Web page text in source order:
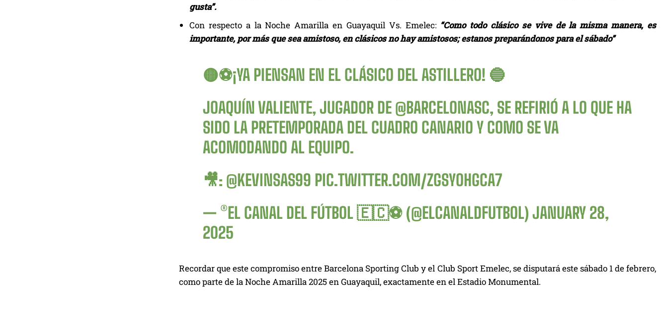
gusta”.
Con respecto a la Noche Amarilla en Guayaquil Vs. Emelec: “Como todo clásico se vive de la misma manera, es
importante, por más que sea amistoso, en clásicos no hay amistosos; estanos preparándonos para el sábado”
🟡⚽️¡YA PIENSAN EN EL CLÁSICO DEL ASTILLERO! 🔵
JOAQUÍN VALIENTE, JUGADOR DE @BARCELONASC, SE REFIRIÓ A LO QUE HA
SIDO LA PRETEMPORADA DEL CUADRO CANARIO Y COMO SE VA
ACOMODANDO AL EQUIPO.
🎥: @KEVINSAS99 PIC.TWITTER.COM/ZGSYOHGCA7
— ®EL CANAL DEL FÚTBOL 🇪🇨⚽ (@ELCANALDFUTBOL) JANUARY 28,
2025
Recordar que este compromiso entre Barcelona Sporting Club y el Club Sport Emelec, se disputará este sábado 1 de febrero,
como parte de la Noche Amarilla 2025 en Guayaquil, exactamente en el Estadio Monumental.